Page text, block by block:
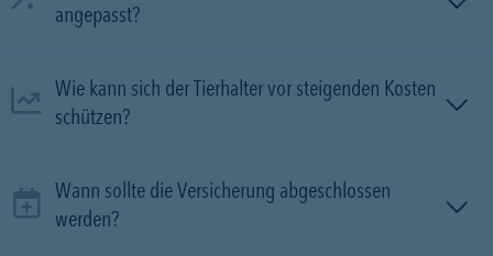
angepasst?
Wie kann sich der Tierhalter vor steigenden Kosten
schützen?
Wann sollte die Versicherung abgeschlossen
werden?